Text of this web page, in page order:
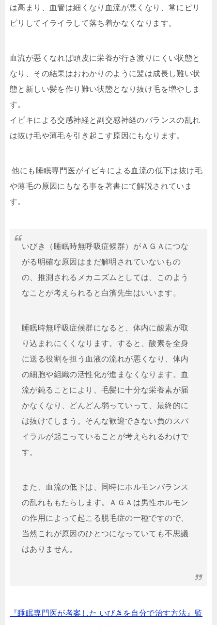
は高まり、血管は細くなり血流が悪くなり、常にピリ
ピリしてイライラして落ち着かなくなります。
血流が悪くなれば頭皮に栄養が行き渡りにくい状態と
なり、その結果はおわかりのように髪は成長し難い状
態と新しい髪を作り難い状態となり抜け毛を増やしま
す。
イビキによる交感神経と副交感神経のバランスの乱れ
は抜け毛や薄毛を引き起こす原因にもなります。
他にも睡眠専門医がイビキによる血流の低下は抜け毛
や薄毛の原因にもなる事を著書にて解説されていま
す。
いびき（睡眠時無呼吸症候群）がＡＧＡにつな
がる明確な原因はまだ解明されていないもの
の、推測されるメカニズムとしては、このよう
なことが考えられると白濱先生はいいます。
睡眠時無呼吸症候群になると、体内に酸素が取
り込まれにくくなります。すると、酸素を全身
に送る役割を担う血液の流れが悪くなり、体内
の細胞や組織の活性化が進まなくなります。血
流が鈍ることにより、毛髪に十分な栄養素が届
かなくなり、どんどん弱っていって、最終的に
は抜けてしまう。そんな歓迎できない負のスパ
イラルが起こっていることが考えられるわけで
す。
また、血流の低下は、同時にホルモンバランス
の乱れももたらします。ＡＧＡは男性ホルモン
の作用によって起こる脱毛症の一種ですので、
当然これが原因のひとつになっていても不思議
はありません。
『睡眠専門医が考案した いびきを自分で治す方法』監